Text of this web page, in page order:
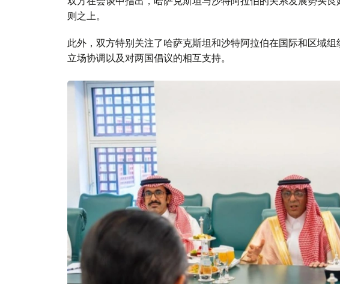
则之上。
此外，双方特别关注了哈萨克斯坦和沙特阿拉伯在国际和区域
立场协调以及对两国倡议的相互支持。